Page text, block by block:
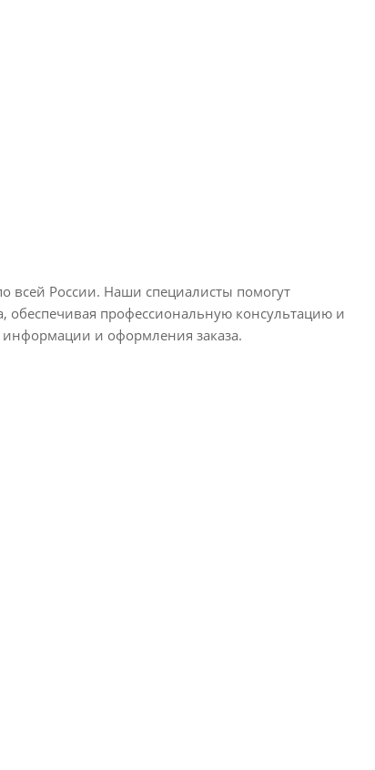
всей России. Наши специалисты помогут
обеспечивая профессиональную консультацию и
информации и оформления заказа.